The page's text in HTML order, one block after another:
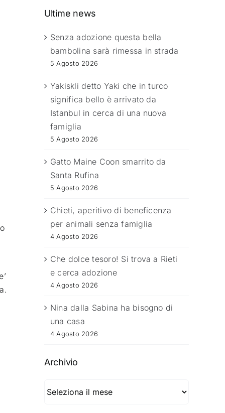
Ultime news
Senza adozione questa bella
bambolina sarà rimessa in strada
5 Agosto 2026
Yakiskli detto Yaki che in turco
significa bello è arrivato da
Istanbul in cerca di una nuova
famiglia
5 Agosto 2026
Gatto Maine Coon smarrito da
Santa Rufina
5 Agosto 2026
Chieti, aperitivo di beneficenza
per animali senza famiglia
4 Agosto 2026
Che dolce tesoro! Si trova a Rieti
e cerca adozione
4 Agosto 2026
Nina dalla Sabina ha bisogno di
una casa
4 Agosto 2026
Archivio